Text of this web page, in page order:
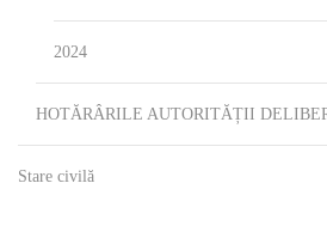
2024
HOTĂRÂRILE AUTORITĂȚII
Stare civilă